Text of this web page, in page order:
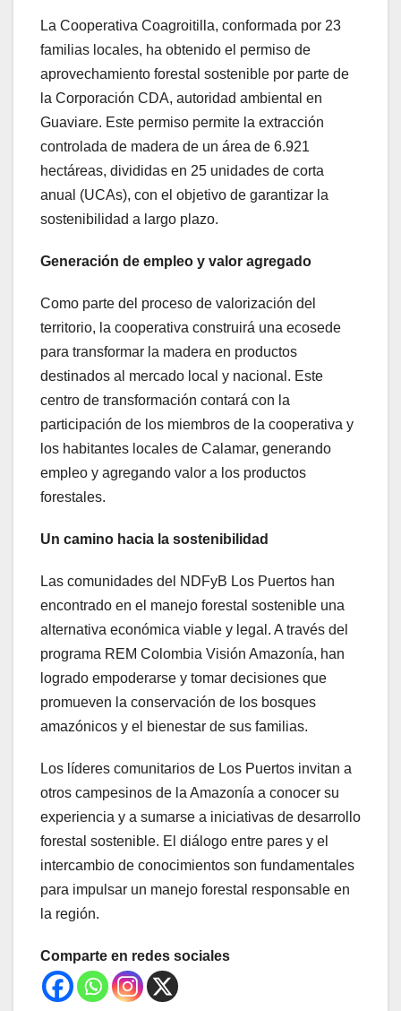
La Cooperativa Coagroitilla, conformada por 23
familias locales, ha obtenido el permiso de
aprovechamiento forestal sostenible por parte de
la Corporación CDA, autoridad ambiental en
Guaviare. Este permiso permite la extracción
controlada de madera de un área de 6.921
hectáreas, divididas en 25 unidades de corta
anual (UCAs), con el objetivo de garantizar la
sostenibilidad a largo plazo.
Generación de empleo y valor agregado
Como parte del proceso de valorización del
territorio, la cooperativa construirá una ecosede
para transformar la madera en productos
destinados al mercado local y nacional. Este
centro de transformación contará con la
participación de los miembros de la cooperativa y
los habitantes locales de Calamar, generando
empleo y agregando valor a los productos
forestales.
Un camino hacia la sostenibilidad
Las comunidades del NDFyB Los Puertos han
encontrado en el manejo forestal sostenible una
alternativa económica viable y legal. A través del
programa REM Colombia Visión Amazonía, han
logrado empoderarse y tomar decisiones que
promueven la conservación de los bosques
amazónicos y el bienestar de sus familias.
Los líderes comunitarios de Los Puertos invitan a
otros campesinos de la Amazonía a conocer su
experiencia y a sumarse a iniciativas de desarrollo
forestal sostenible. El diálogo entre pares y el
intercambio de conocimientos son fundamentales
para impulsar un manejo forestal responsable en
la región.
Comparte en redes sociales